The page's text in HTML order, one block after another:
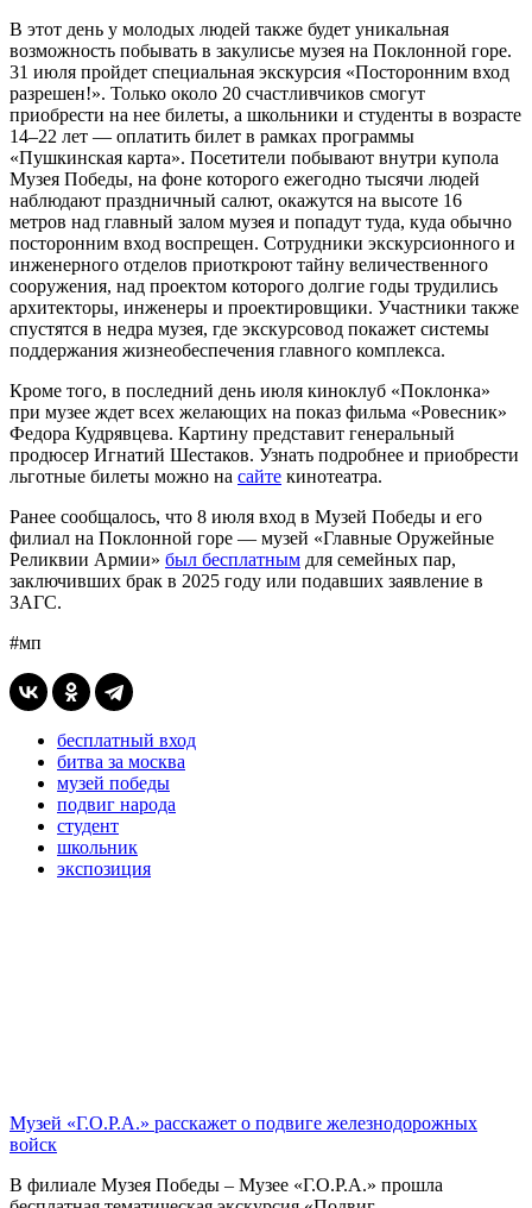
В этот день у молодых людей также будет уникальная
возможность побывать в закулисье музея на Поклонной горе.
31 июля пройдет специальная экскурсия «Посторонним вход
разрешен!». Только около 20 счастливчиков смогут
приобрести на нее билеты, а школьники и студенты в возрасте
14–22 лет — оплатить билет в рамках программы
«Пушкинская карта». Посетители побывают внутри купола
Музея Победы, на фоне которого ежегодно тысячи людей
наблюдают праздничный салют, окажутся на высоте 16
метров над главный залом музея и попадут туда, куда обычно
посторонним вход воспрещен. Сотрудники экскурсионного и
инженерного отделов приоткроют тайну величественного
сооружения, над проектом которого долгие годы трудились
архитекторы, инженеры и проектировщики. Участники также
спустятся в недра музея, где экскурсовод покажет системы
поддержания жизнеобеспечения главного комплекса.
Кроме того, в последний день июля киноклуб «Поклонка»
при музее ждет всех желающих на показ фильма «Ровесник»
Федора Кудрявцева. Картину представит генеральный
продюсер Игнатий Шестаков. Узнать подробнее и приобрести
льготные билеты можно на сайте кинотеатра.
Ранее сообщалось, что 8 июля вход в Музей Победы и его
филиал на Поклонной горе — музей «Главные Оружейные
Реликвии Армии» был бесплатным для семейных пар,
заключивших брак в 2025 году или подавших заявление в
ЗАГС.
#мп
бесплатный вход
битва за москва
музей победы
подвиг народа
студент
школьник
экспозиция
Музей «Г.О.Р.А.» расскажет о подвиге железнодорожных
войск
В филиале Музея Победы – Музее «Г.О.Р.А.» прошла